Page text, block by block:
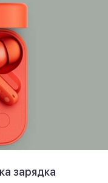
зарядка